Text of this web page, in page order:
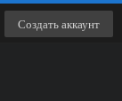
Создать аккаунт